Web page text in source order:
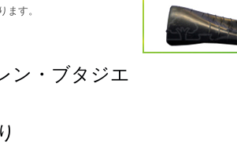
す。
ン・ブタジエ